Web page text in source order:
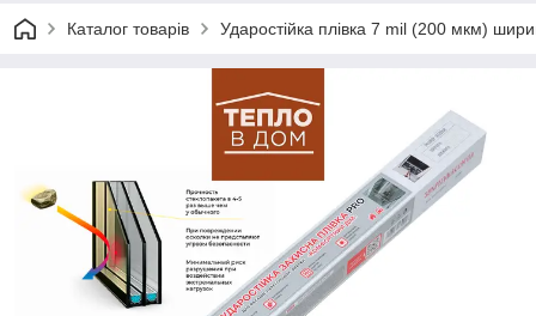
Каталог товарів Ударостійка плівка 7 mil (200 мкм)